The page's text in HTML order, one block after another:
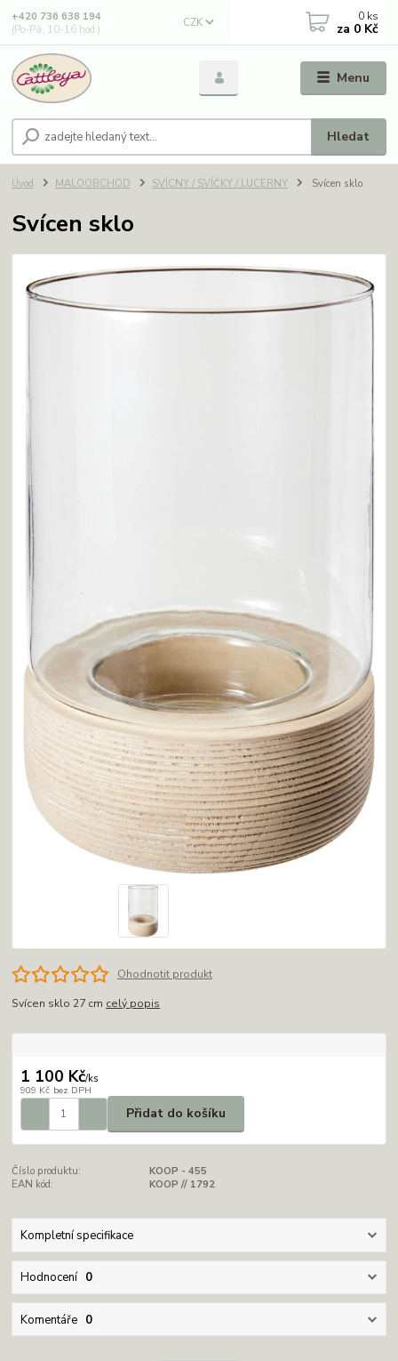
Menu
CZK
Hledat
+420 736 638 194
(Po-Pá, 10-16 hod.)
0 ks
za 0 Kč
Úvod MALOOBCHOD SVÍCNY / SVÍČKY / LUCERNY Svícen sklo
Svícen sklo
Ohodnotit produkt
Svícen sklo 27 cm celý popis
1 100 Kč/ks
909 Kč bez DPH
Přidat do košíku
Číslo produktu:
KOOP - 455
EAN kód:
KOOP // 1792
Kompletní specifikace
Hodnocení 0
Komentáře 0